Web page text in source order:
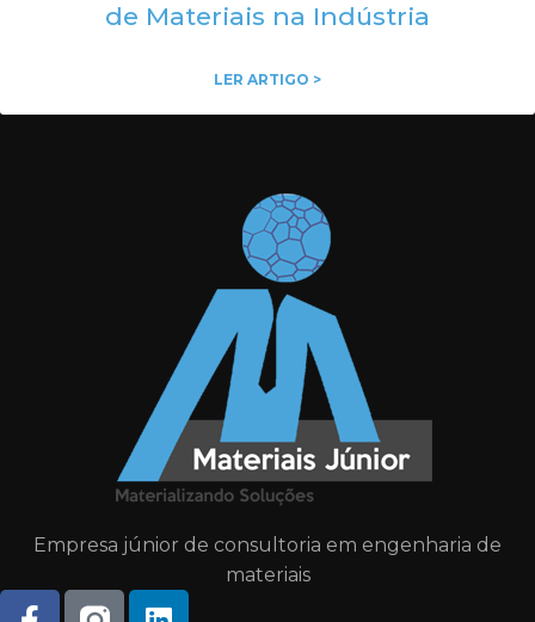
de Materiais na Indústria
LER ARTIGO >
Empresa júnior de consultoria em engenharia de
materiais